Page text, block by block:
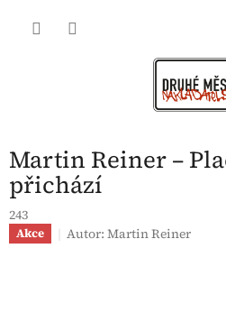
Martin Reiner –
přichází
243
Akce Autor:Martin Reiner